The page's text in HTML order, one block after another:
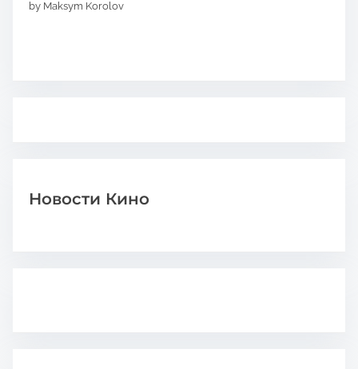
by Maksym Korolov
Новости Кино